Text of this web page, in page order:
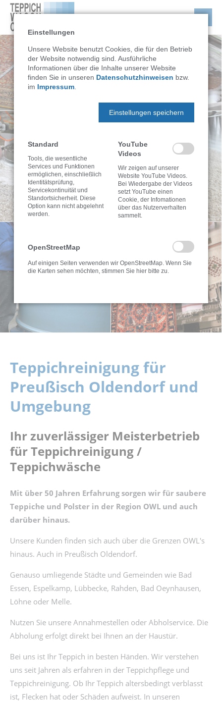
Teppichreinigung für
Preußisch Oldendorf und
Umgebung
Ihr zuverlässiger Meisterbetrieb
für Teppichreinigung /
Teppichwäsche
Mit über 50 Jahren Erfahrung sorgen wir für saubere
Teppiche und Polster in der Region OWL und auch
darüber hinaus.
Unsere Kunden finden sich auch über die Grenzen OWL's
hinaus. Auch in Preußisch Oldendorf.
Genauso umliegende Städte und Gemeinden wie Bad
Essen, Espelkamp, Lübbecke, Rahden, Bad Oeynhausen,
Löhne oder Melle.
Nutzen Sie unsere Annahmestellen oder Abholservice. Die
Abholung erfolgt direkt bei Ihnen an der Haustür.
Bei uns ist Ihr Teppich in besten Händen. Wir verstehen
uns seit Jahren als erfahren in der Teppichpflege und
Teppichreinigung. Ob Ihr Teppich altersbedingt verblasst
ist, Flecken hat oder Schäden aufweist. In unseren
Einstellungen
Unsere Website benutzt Cookies, die für den Betrieb
der Website notwendig sind. Ausführliche
Informationen über die Inhalte unserer Website
finden Sie in unseren Datenschutzhinweisen bzw.
im Impressum
Einstellungen speichern
Standard
Tools, die wesentliche
Services und Funktionen
ermöglichen, einschließlich
Identitätsprüfung,
Servicekontinuität und
Standortsicherheit. Diese
Option kann nicht abgelehnt
werden.
YouTube
Videos
Wir zeigen auf unserer
Website YouTube Videos.
Bei Wiedergabe der Videos
setzt YouTube einen
Cookie, der Infomationen
über das Nutzerverhalten
sammelt.
OpenStreetMap
Auf einigen Seiten verwenden wir OpenStreetMap. Wenn Sie
die Karten sehen möchten, stimmen Sie hier bitte zu.